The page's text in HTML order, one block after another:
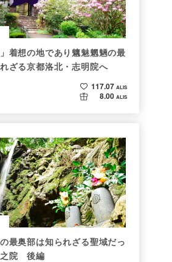
着想の地であり魑魅魍魎の最
ざる京都洛北・志明院へ
117.07 ALIS
8.00 ALIS
最奥部は知られざる聖域だっ
院 後編